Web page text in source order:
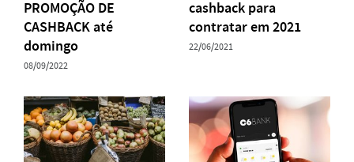
PROMOÇÃO DE
CASHBACK até
domingo
08/09/2022
cashback para
contratar em 2021
22/06/2021